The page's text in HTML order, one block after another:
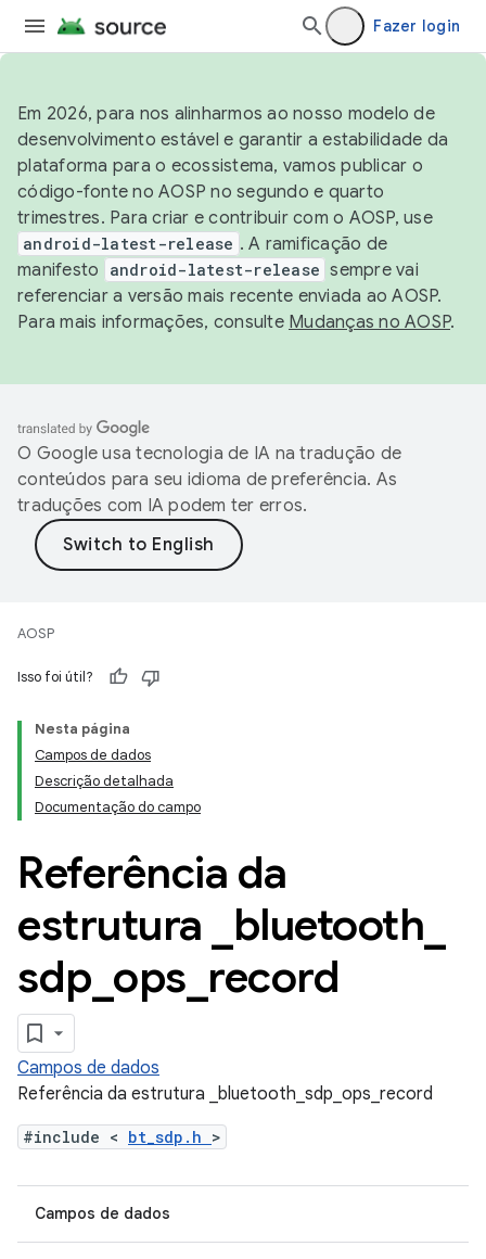
Fazer login
Em 2026, para nos alinharmos ao nosso modelo de
desenvolvimento estável e garantir a estabilidade da
plataforma para o ecossistema, vamos publicar o
código-fonte no AOSP no segundo e quarto
trimestres. Para criar e contribuir com o AOSP, use
android-latest-release . A ramificação de
manifesto
android-latest-release sempre vai
referenciar a versão mais recente enviada ao AOSP.
Para mais informações, consulte Mudanças no AOSP.
O Google usa tecnologia de IA na tradução de
conteúdos para seu idioma de preferência. As
traduções com IA podem ter erros.
AOSP
Isso foi útil?
Nesta página
Campos de dados
Descrição detalhada
Documentação do campo
Referência da
estrutura
bluetooth
sdp ops record
Campos de dados
Referência da estrutura _bluetooth_sdp_ops_record
#include < bt_sdp.h >
Campos de dados